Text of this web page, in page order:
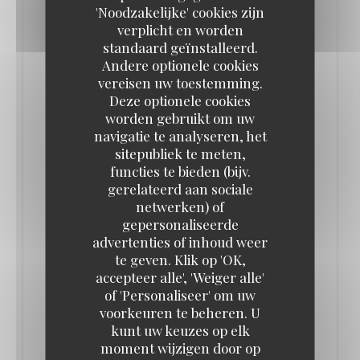
'Noodzakelijke' cookies zijn
verplicht en worden
standaard geïnstalleerd.
Andere optionele cookies
vereisen uw toestemming.
Deze optionele cookies
worden gebruikt om uw
navigatie te analyseren, het
sitepubliek te meten,
functies te bieden (bijv.
gerelateerd aan sociale
netwerken) of
gepersonaliseerde
advertenties of inhoud weer
te geven. Klik op 'OK,
accepteer alle', 'Weiger alle'
of 'Personaliseer' om uw
voorkeuren te beheren. U
kunt uw keuzes op elk
moment wijzigen door op
promesse d’offrir l’expérience d’une brasserie
parisienne chez Mickey comme il en existe tant
d’autres partout dans la capitale…Restaurant de
type brasserie, elle constitue le premier élément
d'envergure de la profonde refonte de Disney
Village désormais engagée. Il remplace ainsi le Café
Mickey, restaurant qui avait lui-même pris la place
du Los Angeles Bar & Grill en 2002.
Gérée par le Groupe Bertrand (gestionnaire de
grandes brasseries parisiennes comme Brasserie
Lipp ou La Coupole) et disposant de plus de 500
places, la Brasserie Rosalie propose une cuisine
française traditionnelle et de grandes terrasses
avec vue sur le Lake Disney.